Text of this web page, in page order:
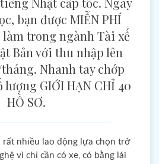
bạn được MIỄN PHÍ
trong ngành Tài xế
Bản với thu nhập lên
Nhanh tay chớp
lượng GIỚI HẠN CHỈ 40
HỒ SƠ.
rất nhiều lao động lựa chọn trở
vì chỉ cần có xe, có bằng lái